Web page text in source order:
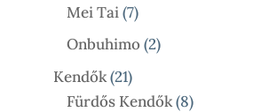
Mei Tai 77
Termék
Onbuhimo 22
Kendők 2121
Termék
Fürdős Kendők 88